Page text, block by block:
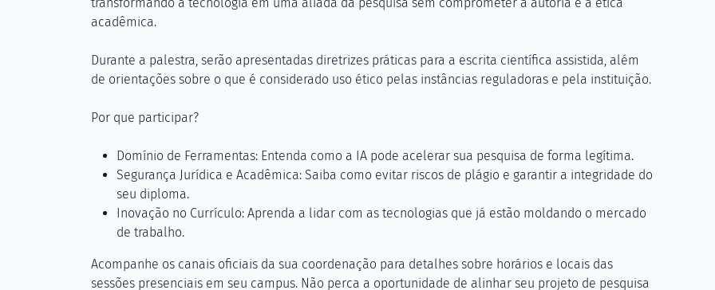
acadêmica.
Durante a palestra, serão apresentadas diretrizes práticas para a escrita científica assistida, além
de orientações sobre o que é considerado uso ético pelas instâncias reguladoras e pela instituição.
Por que participar?
Domínio de Ferramentas: Entenda como a IA pode acelerar sua pesquisa de forma legítima.
Segurança Jurídica e Acadêmica: Saiba como evitar riscos de plágio e garantir a integridade do
seu diploma.
Inovação no Currículo: Aprenda a lidar com as tecnologias que já estão moldando o mercado
de trabalho.
Acompanhe os canais oficiais da sua coordenação para detalhes sobre horários e locais das
sessões presenciais em seu campus. Não perca a oportunidade de alinhar seu projeto de pesquisa